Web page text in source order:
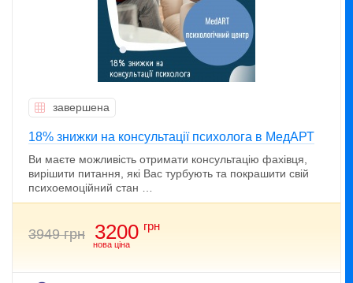
завершена
18% знижки на консультації психолога в МедАРТ
Ви маєте можливість отримати консультацію фахівця,
вирішити питання, які Вас турбують та покрашити свій
психоемоційний стан …
3949 грн
нова ціна
3200 грн